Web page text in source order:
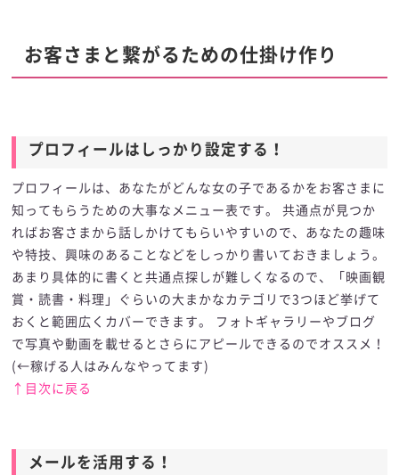
お客さまと繋がるための仕掛け作り
プロフィールはしっかり設定する！
プロフィールは、あなたがどんな女の子であるかをお客さまに
知ってもらうための大事なメニュー表です。 共通点が見つか
ればお客さまから話しかけてもらいやすいので、あなたの趣味
や特技、興味のあることなどをしっかり書いておきましょう。
あまり具体的に書くと共通点探しが難しくなるので、「映画観
賞・読書・料理」ぐらいの大まかなカテゴリで3つほど挙げて
おくと範囲広くカバーできます。 フォトギャラリーやブログ
で写真や動画を載せるとさらにアピールできるのでオススメ！
(←稼げる人はみんなやってます)
↑目次に戻る
メールを活用する！